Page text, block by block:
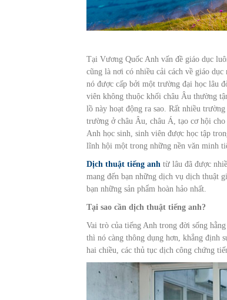
Tại Vương Quốc Anh vấn đề giáo dục
cũng là nơi có nhiều cải cách về giáo
nó được cấp bởi một trường đại học lâu
viên không thuộc khối châu Âu thường
lồ này hoạt động ra sao. Rất nhiều
trường ở châu Âu, châu Á, tạo cơ hội
Anh học sinh, sinh viên được học tập
lĩnh hội một trong những nền văn minh
Dịch thuật tiếng anh từ lâu đã được
mang đến bạn những dịch vụ dịch thuật
bạn những sản phẩm hoàn hảo nhất.
Tại sao cần dịch thuật tiếng anh?
Vai trò của tiếng Anh trong đời sống
thì nó càng thông dụng hơn, khẳng định
hai chiều, các thủ tục dịch công chứng